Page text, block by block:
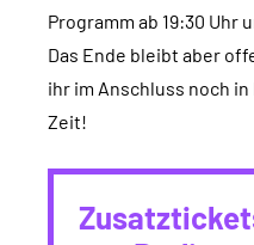
Programm ab 19:30 Uhr
Das Ende bleibt aber
ihr im Anschluss noch
Zeit!